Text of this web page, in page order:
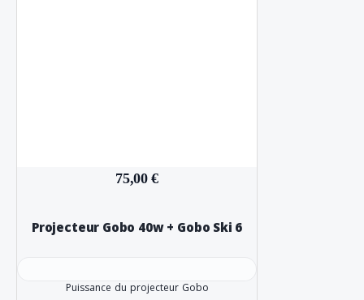
75,00 €
Projecteur Gobo 40w + Gobo Ski 6
Puissance du projecteur Gobo